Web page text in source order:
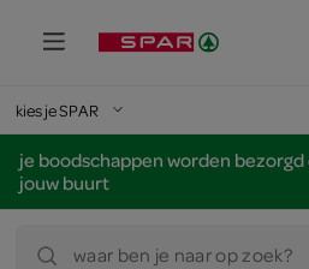
kies je SPAR
je boodschappen worden bezorgd
jouw buurt
waar ben je naar op zoek?